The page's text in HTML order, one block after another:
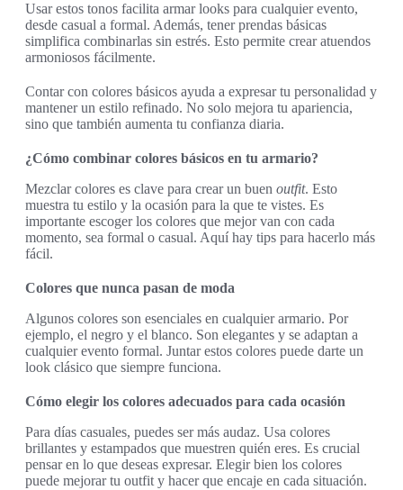
Usar estos tonos facilita armar looks para cualquier evento,
desde casual a formal. Además, tener prendas básicas
simplifica combinarlas sin estrés. Esto permite crear atuendos
armoniosos fácilmente.
Contar con colores básicos ayuda a expresar tu personalidad y
mantener un estilo refinado. No solo mejora tu apariencia,
sino que también aumenta tu confianza diaria.
¿Cómo combinar colores básicos en tu armario?
Mezclar colores es clave para crear un buen outfit. Esto
muestra tu estilo y la ocasión para la que te vistes. Es
importante escoger los colores que mejor van con cada
momento, sea formal o casual. Aquí hay tips para hacerlo más
fácil.
Colores que nunca pasan de moda
Algunos colores son esenciales en cualquier armario. Por
ejemplo, el negro y el blanco. Son elegantes y se adaptan a
cualquier evento formal. Juntar estos colores puede darte un
look clásico que siempre funciona.
Cómo elegir los colores adecuados para cada ocasión
Para días casuales, puedes ser más audaz. Usa colores
brillantes y estampados que muestren quién eres. Es crucial
pensar en lo que deseas expresar. Elegir bien los colores
puede mejorar tu outfit y hacer que encaje en cada situación.